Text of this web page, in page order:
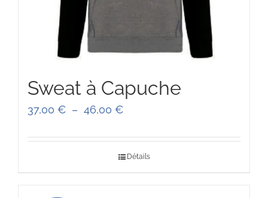
Sweat à Capuche
37,00 € – 46,00 €Plage
Détails